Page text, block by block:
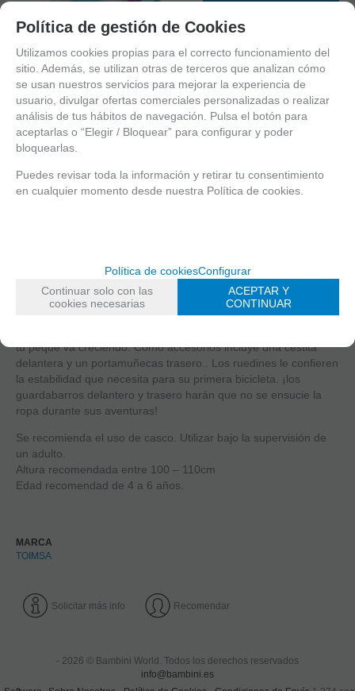
Toimsa bicicleta Frozen 14 con ruedas neumáticas les
encantará. Tiene un diseño muy bonito. Además su sillín
tu peque va creciendo. Como accesorios incluye una cestita
delantera y un portamuñecas trasero.. Los ruedines le confieren
la estabilidad que necesita para su primera bicicleta. ¡los
guardabarros delantero y trasero harán que no se ensucie la
ropa durante sus aventuras!
Se recomienda el uso de casco. Utilizar bajo la supervisión de
un adulto.
Altura recomendada entre 100 – 110cm
Edad recomendad de 4 a 6 años.
MARCA
TOIMSA
Solicitar más info Recomendar
- 2026 © Bambini World. Todos los derechos reservados
info@bambini.es
Política de gestión de Cookies
Utilizamos cookies propias para el correcto funcionamiento del
sitio. Además, se utilizan otras de terceros que analizan cómo
se usan nuestros servicios para mejorar la experiencia de
usuario, divulgar ofertas comerciales personalizadas o realizar
análisis de tus hábitos de navegación. Pulsa el botón para
aceptarlas o “Elegir / Bloquear” para configurar y poder
bloquearlas.
Puedes revisar toda la información y retirar tu consentimiento
en cualquier momento desde nuestra Política de cookies.
Política de cookiesConfigurar
Continuar solo con las
cookies necesarias
ACEPTAR Y
CONTINUAR